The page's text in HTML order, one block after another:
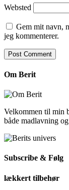
Websted
Gem mit navn,
jeg kommenterer.
Om Berit
Velkommen til min
både madlavning
Subscribe & Følg
lækkert tilbehør